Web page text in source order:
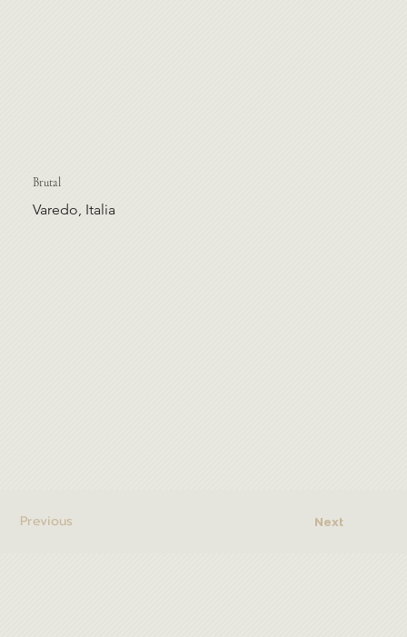
Brutal
Varedo, Italia
Previous Next